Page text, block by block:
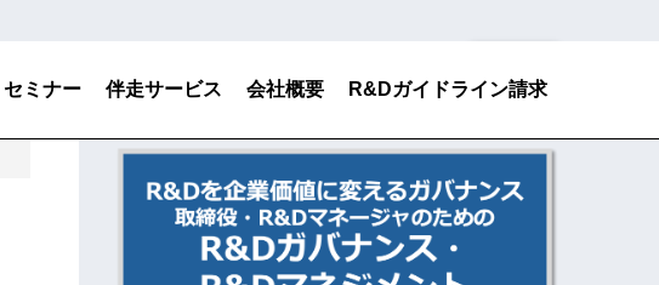
セミナー 伴走サービス 会社概要 R&Dガイドライン請求